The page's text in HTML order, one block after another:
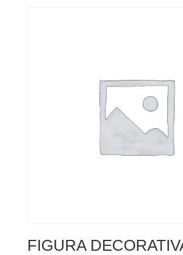
FIGURA